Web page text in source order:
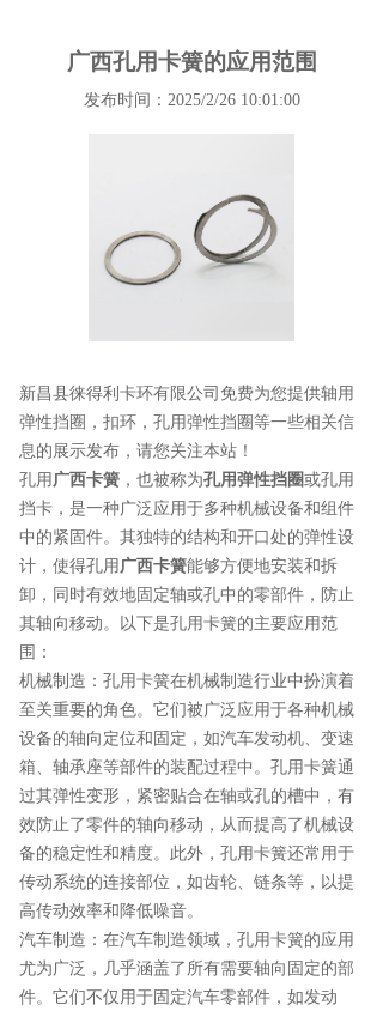
广西孔用卡簧的应用范围
发布时间：2025/2/26 10:01:00
新昌县徕得利卡环有限公司免费为您提供轴用
弹性挡圈 ，扣环，孔用弹性挡圈等一些相关信
息的展示发布，请您关注本站！
孔用 广西卡簧 ，也被称为孔用弹性挡圈或孔用
挡卡，是一种广泛应用于多种机械设备和组件
中的紧固件。其独特的结构和开口处的弹性设
计，使得孔用 广西卡簧能够方便地安装和拆
卸，同时有效地固定轴或孔中的零部件，防止
其轴向移动。以下是孔用卡簧的主要应用范
围：
机械制造：孔用卡簧在机械制造行业中扮演着
至关重要的角色。它们被广泛应用于各种机械
设备的轴向定位和固定，如汽车发动机、变速
箱、轴承座等部件的装配过程中。孔用卡簧通
过其弹性变形，紧密贴合在轴或孔的槽中，有
效防止了零件的轴向移动，从而提高了机械设
备的稳定性和精度。此外，孔用卡簧还常用于
传动系统的连接部位，如齿轮、链条等，以提
高传动效率和降低噪音。
汽车制造：在汽车制造领域，孔用卡簧的应用
尤为广泛，几乎涵盖了所有需要轴向固定的部
件。它们不仅用于固定汽车零部件，如发动